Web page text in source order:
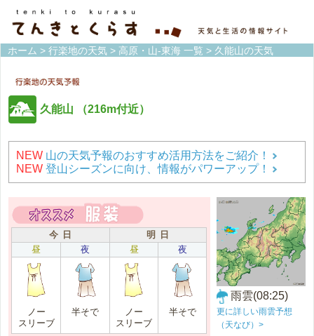
ホーム > 行楽地の天気 > 高原・山-東海 一覧 > 久能山の天気
久能山 （216m付近）
NEW 山の天気予報のおすすめ活用方法をご紹介！
NEW 登山シーズンに向け、情報がパワーアップ！
今 日
明 日
昼
夜 昼 夜
ノー
スリーブ
半そで
ノー
スリーブ
半そで
雨雲(08:25)
更に詳しい雨雲予想
（天なび）>